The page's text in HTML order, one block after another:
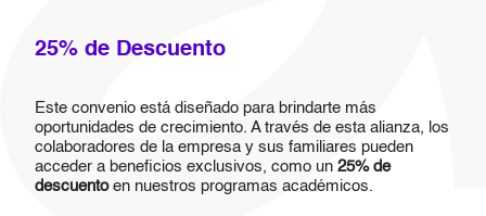
25% de Descuento
Este convenio está diseñado para brindarte más
oportunidades de crecimiento. A través de esta alianza, los
colaboradores de la empresa y sus familiares pueden
acceder a beneficios exclusivos, como un25% de
descuentoen nuestros programas académicos.